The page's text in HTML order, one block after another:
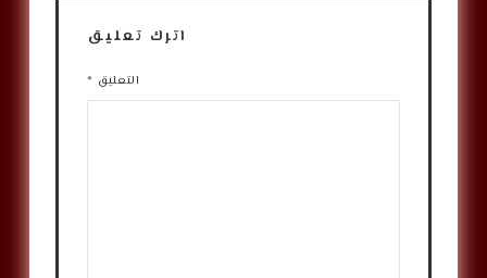
اترك تعليق
التعليق *